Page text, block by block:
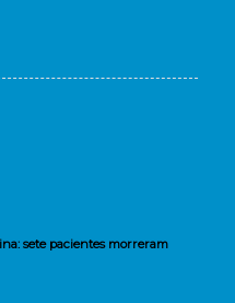
sete pacientes morreram